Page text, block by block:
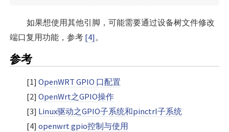
如果想使用其他引脚，可能需要通过设备树文件修改
端口复用功能，参考 [4]。
参考
[1] OpenWRT GPIO 口配置
[2] OpenWrt之GPIO操作
[3] Linux驱动之GPIO子系统和pinctrl子系统
[4] openwrt gpio控制与使用